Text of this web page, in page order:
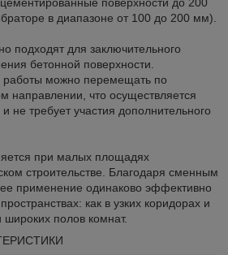
в диапазоне от 100 до 200 мм).
подходят для заключительного
бетонной поверхности.
работы можно перемещать по
направлении, что осуществляется
не требует участия дополнительного
при малых площадях
строительстве. Благодаря сменным
применение одинаково эффективно
как в узких коридорах и
полов комнат.